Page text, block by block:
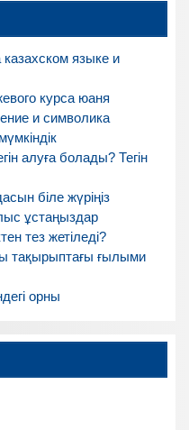
языке и
курса юаня
и символика
алуға болады? Тегін
біле жүріңіз
ұстаңыздар
тез жетіледі?
тақырыптағы ғылыми
орны